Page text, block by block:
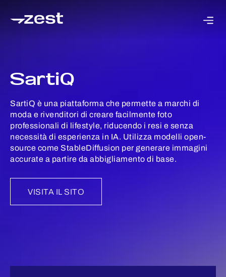
SartiQ
SartiQ è una piattaforma che permette a marchi di
moda e rivenditori di creare facilmente foto
professionali di lifestyle, riducendo i resi e senza
necessità di esperienza in IA. Utilizza modelli open-
source come StableDiffusion per generare immagini
accurate a partire da abbigliamento di base.
VISITA IL SITO